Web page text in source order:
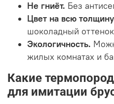
Не гниёт. Без
Цвет на всю
шоколадный
Экологичность.
жилых комнатах и
Какие
для имитации